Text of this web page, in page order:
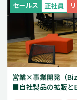
セールス 正社員
営業×事業開発（
■自社製品の拡販と